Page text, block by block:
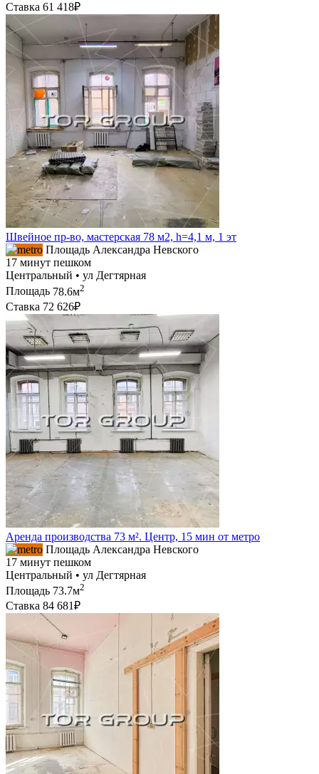
Ставка 61 418₽
Швейное пр-во, мастерская 78 м2, h=4,1 м, 1 эт
Площадь Александра Невского
17 минут пешком
Центральный • ул Дегтярная
Площадь 78.6м2
Ставка 72 626₽
Аренда производства 73 м². Центр, 15 мин от метро
Площадь Александра Невского
17 минут пешком
Центральный • ул Дегтярная
Площадь 73.7м2
Ставка 84 681₽